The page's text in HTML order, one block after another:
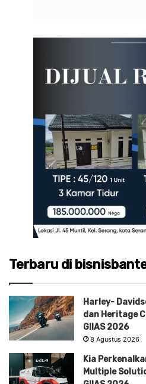
Terbaru di
Harley-
dan Heritage
GIIAS 2026
8 Agustus 2026
Kia
Multiple